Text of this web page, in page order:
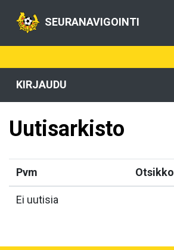
SEURANAVIGOINTI
KIRJAUDU
Uutisarkisto
Pvm Otsikko
Ei uutisia